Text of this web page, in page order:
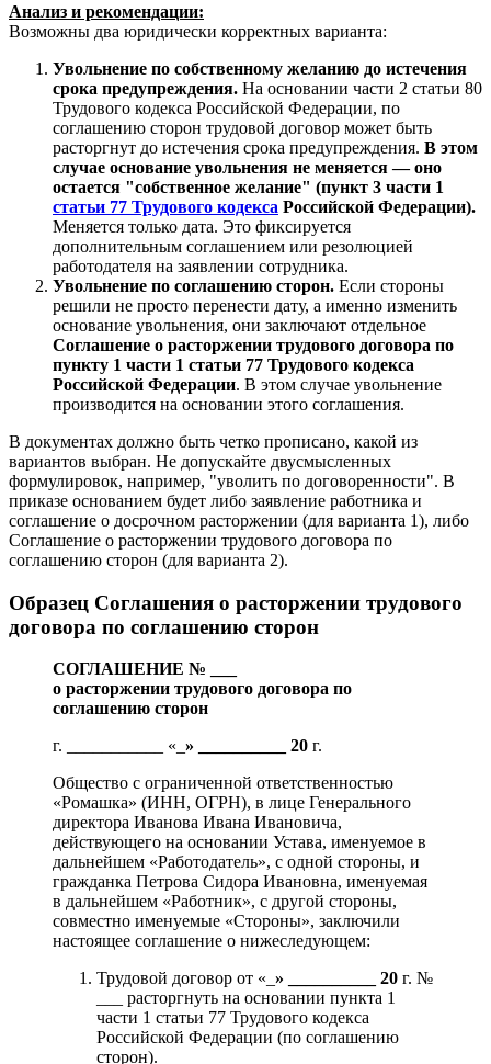
Анализ и рекомендации:
Возможны два юридически корректных варианта:
Увольнение по собственному желанию до истечения
срока предупреждения. На основании части 2 статьи 80
Трудового кодекса Российской Федерации, по
соглашению сторон трудовой договор может быть
расторгнут до истечения срока предупреждения. В этом
случае основание увольнения не меняется — оно
остается "собственное желание" (пункт 3 части 1
статьи 77 Трудового кодекса Российской Федерации).
Меняется только дата. Это фиксируется
дополнительным соглашением или резолюцией
работодателя на заявлении сотрудника.
Увольнение по соглашению сторон. Если стороны
решили не просто перенести дату, а именно изменить
основание увольнения, они заключают отдельное
Соглашение о расторжении трудового договора по
пункту 1 части 1 статьи 77 Трудового кодекса
Российской Федерации. В этом случае увольнение
производится на основании этого соглашения.
В документах должно быть четко прописано, какой из
вариантов выбран. Не допускайте двусмысленных
формулировок, например, "уволить по договоренности". В
приказе основанием будет либо заявление работника и
соглашение о досрочном расторжении (для варианта 1), либо
Соглашение о расторжении трудового договора по
соглашению сторон (для варианта 2).
Образец Соглашения о расторжении трудового
договора по соглашению сторон
СОГЛАШЕНИЕ № ___
о расторжении трудового договора по
соглашению сторон
г. ___________ «_ » __________ 20 г.
Общество с ограниченной ответственностью
«Ромашка» (ИНН, ОГРН), в лице Генерального
директора Иванова Ивана Ивановича,
действующего на основании Устава, именуемое в
дальнейшем «Работодатель», с одной стороны, и
гражданка Петрова Сидора Ивановна, именуемая
в дальнейшем «Работник», с другой стороны,
совместно именуемые «Стороны», заключили
настоящее соглашение о нижеследующем:
Трудовой договор от «_ » __________ 20 г. №
___ расторгнуть на основании пункта 1
части 1 статьи 77 Трудового кодекса
Российской Федерации (по соглашению
сторон).